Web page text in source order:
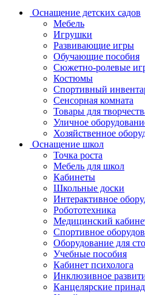
Оснащение детских садов
Мебель
Игрушки
Развивающие игры
Обучающие пособия
Сюжетно-ролевые
Костюмы
Спортивный
Сенсорная комната
Товары для
Уличное
Хозяйственное
Оснащение школ
Точка роста
Мебель для школ
Кабинеты
Школьные доски
Интерактивное
Робототехника
Медицинский
Спортивное
Оборудование для
Учебные пособия
Кабинет психолога
Инклюзивное
Канцелярские